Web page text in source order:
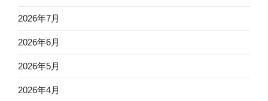
2026年7月
2026年6月
2026年5月
2026年4月